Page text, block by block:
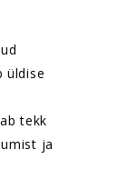
üldise
tekk
ja